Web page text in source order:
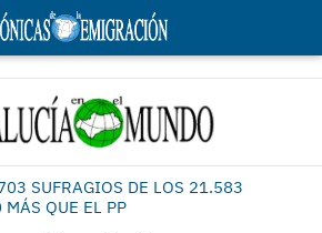
SUFRAGIOS DE LOS 21.583
QUE EL PP